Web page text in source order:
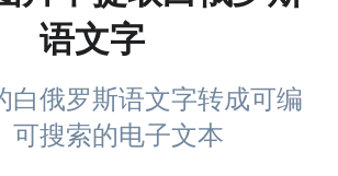
语文字
白俄罗斯语文字转成可编
可搜索的电子文本